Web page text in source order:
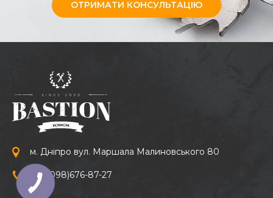
ОТРИМАТИ КОНСУЛЬТАЦІЮ
м. Дніпро вул. Маршала Малиновського 80
+38 (098)676-87-27